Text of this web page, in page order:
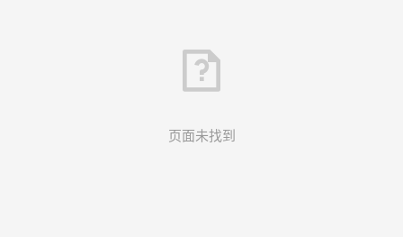
页面未找到